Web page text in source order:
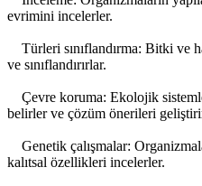
evrimini incelerler.
Türleri sınıflandırma: Bitki ve
ve sınıflandırırlar.
Çevre koruma: Ekolojik
belirler ve çözüm önerileri
Genetik çalışmalar:
kalıtsal özellikleri incelerler.